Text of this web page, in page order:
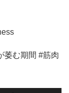
萎む期間 #筋肉